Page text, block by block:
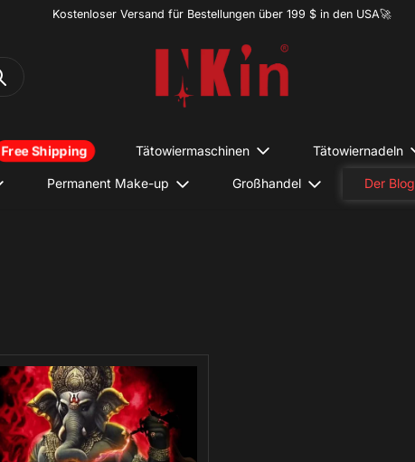
Kostenloser Versand für Bestellungen über 199 $ in den USA🚀
Tätowiermaschinen Tätowiernadeln
Permanent Make-up Großhandel Der Blog